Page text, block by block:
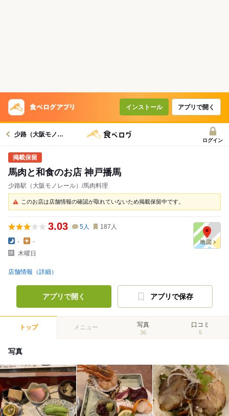
インストール アプリで開く
少路（大阪モノレール）駅グルメへ
ログイン
馬肉と和食のお店 神戸播馬
少路駅（大阪モノレール）/馬肉料理
このお店は店舗情報の確認が取れていないため掲載保留中です。
3.03 5人 187 人
-
-
木曜日
店舗情報（詳細）
アプリで開く アプリで保存
トップ メニュー 写真
36
口コミ
5
写真